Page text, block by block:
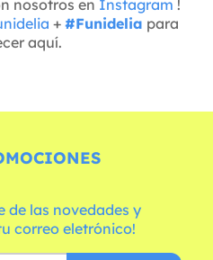
nosotros en Instagram !
+ #Funidelia para
aquí.
de las novedades y
correo eletrónico!